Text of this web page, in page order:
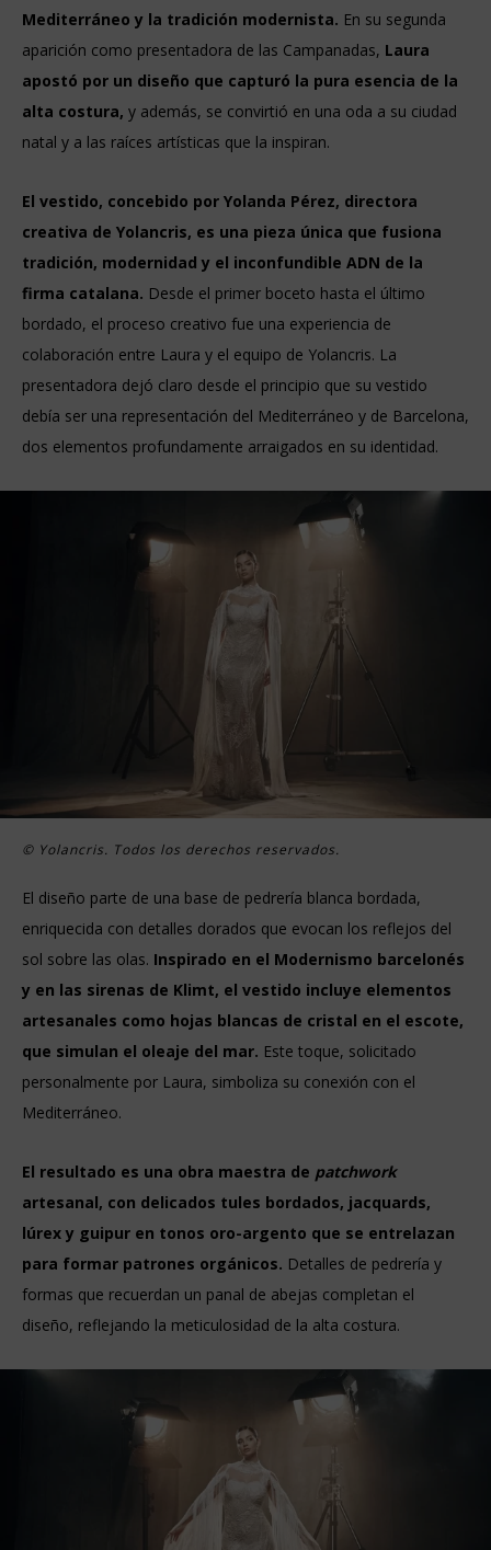
Mediterráneo y la tradición modernista. En su segunda
aparición como presentadora de las Campanadas, Laura
apostó por un diseño que capturó la pura esencia de la
alta costura, y además, se convirtió en una oda a su ciudad
natal y a las raíces artísticas que la inspiran.
El vestido, concebido por Yolanda Pérez, directora
creativa de Yolancris, es una pieza única que fusiona
tradición, modernidad y el inconfundible ADN de la
firma catalana. Desde el primer boceto hasta el último
bordado, el proceso creativo fue una experiencia de
colaboración entre Laura y el equipo de Yolancris. La
presentadora dejó claro desde el principio que su vestido
debía ser una representación del Mediterráneo y de Barcelona,
dos elementos profundamente arraigados en su identidad.
© Yolancris. Todos los derechos reservados.
El diseño parte de una base de pedrería blanca bordada,
enriquecida con detalles dorados que evocan los reflejos del
sol sobre las olas. Inspirado en el Modernismo barcelonés
y en las sirenas de Klimt, el vestido incluye elementos
artesanales como hojas blancas de cristal en el escote,
que simulan el oleaje del mar. Este toque, solicitado
personalmente por Laura, simboliza su conexión con el
Mediterráneo.
El resultado es una obra maestra de patchwork
artesanal, con delicados tules bordados, jacquards,
lúrex y guipur en tonos oro-argento que se entrelazan
para formar patrones orgánicos. Detalles de pedrería y
formas que recuerdan un panal de abejas completan el
diseño, reflejando la meticulosidad de la alta costura.